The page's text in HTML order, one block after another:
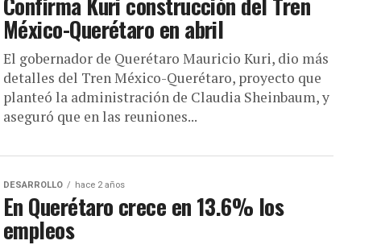
México-Querétaro en abril
El gobernador de Querétaro Mauricio Kuri, dio más
detalles del Tren México-Querétaro, proyecto que
planteó la administración de Claudia Sheinbaum, y
aseguró que en las reuniones...
DESARROLLO hace 2 años
En Querétaro crece en 13.6% los
empleos